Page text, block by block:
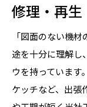
修理・再生
「図面のない機
途を十分に理解し
ウを持っています
ケッチなど、出張